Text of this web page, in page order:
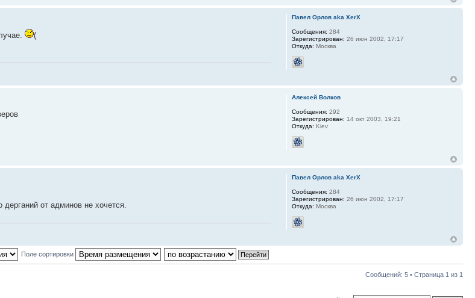
(
Павел Орлов aka XerX
Сообщения: 284
Зарегистрирован: 26 июн 2002, 17:17
Откуда: Москва
Алексей Волков
Сообщения: 292
Зарегистрирован: 14 окт 2003, 19:21
Откуда: Kiev
от админов не хочется.
Павел Орлов aka XerX
Сообщения: 284
Зарегистрирован: 26 июн 2002, 17:17
Откуда: Москва
Поле сортировки
Сообщений: 5 • Страница 1 из 1